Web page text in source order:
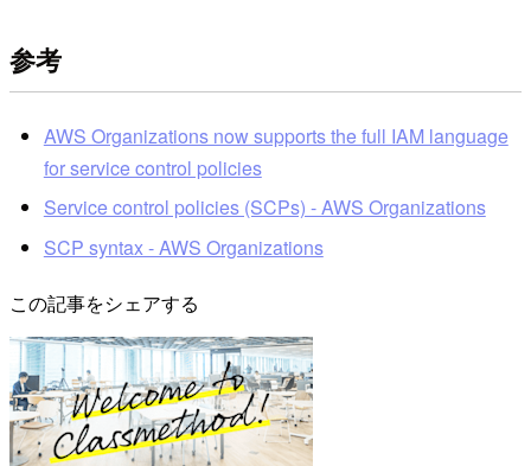
参考
AWS Organizations now supports the full IAM language
for service control policies
Service control policies (SCPs) - AWS Organizations
SCP syntax - AWS Organizations
この記事をシェアする